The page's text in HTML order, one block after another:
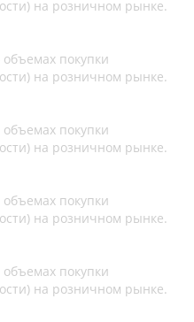
на розничном рынке.
покупки
на розничном рынке.
покупки
на розничном рынке.
покупки
на розничном рынке.
покупки
на розничном рынке.